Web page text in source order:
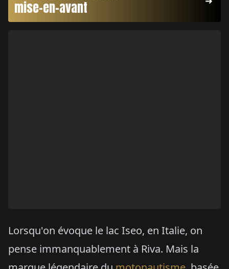
mise-en-avant
Lorsqu'on évoque le lac Iseo, en Italie, on
pense immanquablement à Riva. Mais la